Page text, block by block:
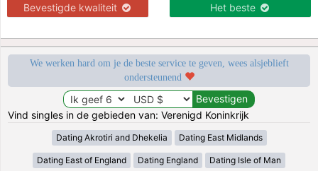
Bevestigde kwaliteit Het beste
We werken hard om je de beste service te geven, wees alsjeblieft
ondersteunend
Vind singles in de gebieden van: Verenigd Koninkrijk
Dating Akrotiri and Dhekelia Dating East Midlands
Dating East of England Dating England Dating Isle of Man